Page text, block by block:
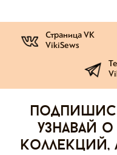
Страница VK
VikiSews
узнавай
коллекций,